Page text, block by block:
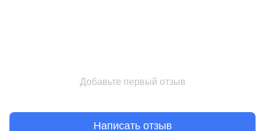
Добавьте первый отзыв
Написать отзыв